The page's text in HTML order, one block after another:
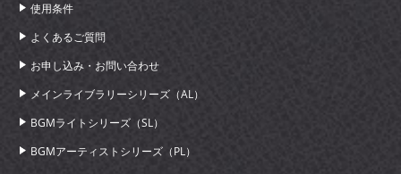
使用条件
よくあるご質問
お申し込み・お問い合わせ
メインライブラリーシリーズ（AL）
BGMライトシリーズ（SL）
BGMアーティストシリーズ（PL）